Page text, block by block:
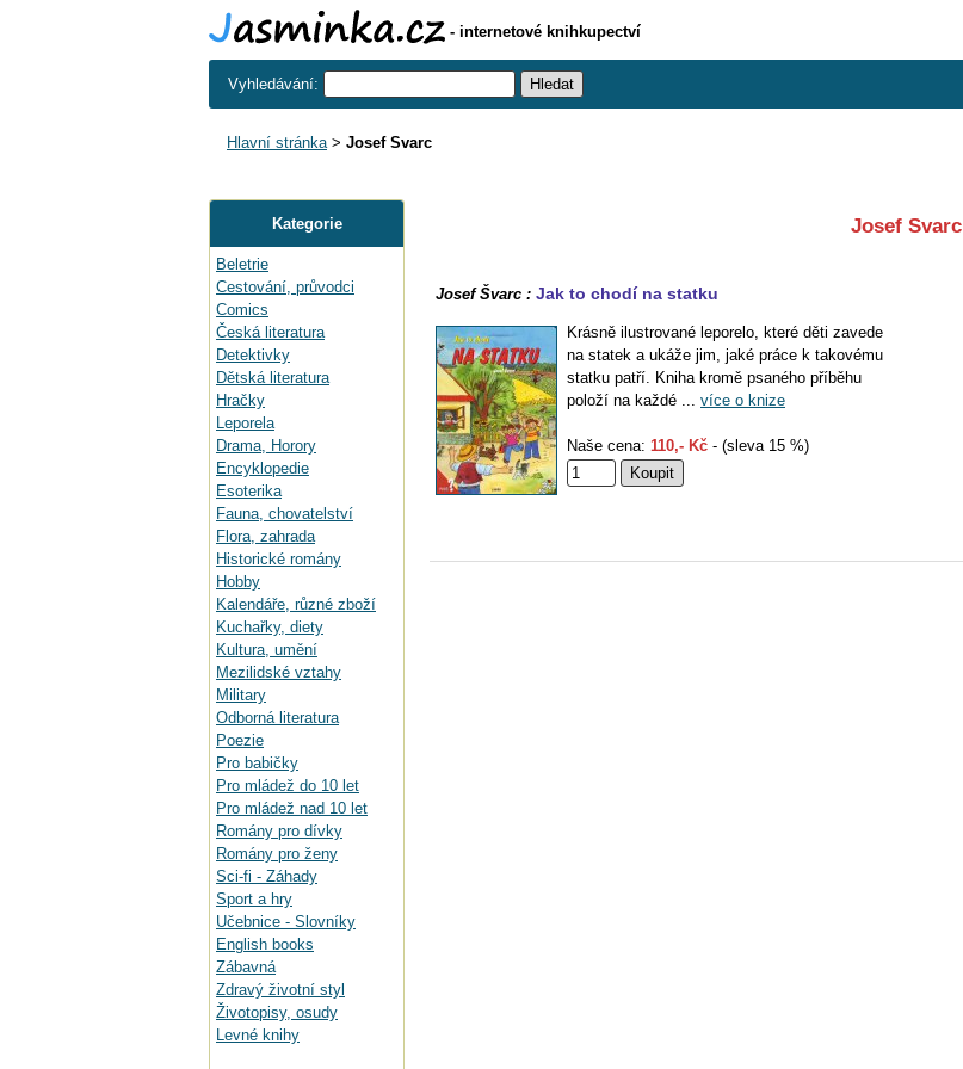
- internetové knihkupectví
Vyhledávání:
Hlavní stránka> Josef Svarc
Kategorie
Beletrie
Cestování, průvodci
Comics
Česká literatura
Detektivky
Dětská literatura
Hračky
Leporela
Drama, Horory
Encyklopedie
Esoterika
Fauna, chovatelství
Flora, zahrada
Historické romány
Hobby
Kalendáře, různé zboží
Kuchařky, diety
Kultura, umění
Mezilidské vztahy
Military
Odborná literatura
Poezie
Pro babičky
Pro mládež do 10 let
Pro mládež nad 10 let
Romány pro dívky
Romány pro ženy
Sci-fi - Záhady
Sport a hry
Učebnice - Slovníky
English books
Zábavná
Zdravý životní styl
Životopisy, osudy
Levné knihy
Josef Svarc
Josef Švarc : Jak to chodí na statku
Krásně ilustrované leporelo, které děti zavede
na statek a ukáže jim, jaké práce k takovému
statku patří. Kniha kromě psaného příběhu
položí na každé ... více o knize
Naše cena: 110,- Kč - (sleva 15 %)